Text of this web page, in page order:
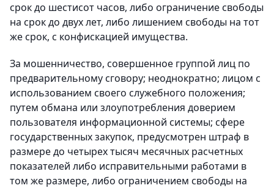
срок до шестисот часов, либо ограничение свободы
на срок до двух лет, либо лишением свободы на тот
же срок, с конфискацией имущества.
За мошенничество, совершенное группой лиц по
предварительному сговору; неоднократно; лицом с
использованием своего служебного положения;
путем обмана или злоупотребления доверием
пользователя информационной системы; сфере
государственных закупок, предусмотрен штраф в
размере до четырех тысяч месячных расчетных
показателей либо исправительными работами в
том же размере, либо ограничением свободы на